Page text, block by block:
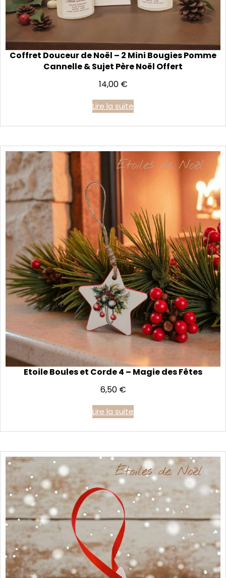
Coffret Douceur de Noël – 2 Mini Bougies Pomme
Cannelle & Sujet Père Noël Offert
14,00 €
Lire la suite
Etoile Boules et Corde 4 – Magie des Fêtes
6,50 €
Lire la suite